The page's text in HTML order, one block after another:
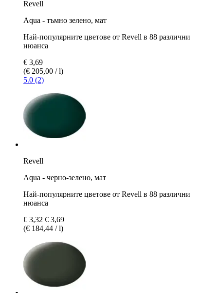
Revell
Aqua - тъмно зелено, мат
Най-популярните цветове от Revell в 88 различни
нюанса
€ 3,69
(€ 205,00 / l)
5.0 (2)
Revell
Aqua - черно-зелено, мат
Най-популярните цветове от Revell в 88 различни
нюанса
€ 3,32 € 3,69
(€ 184,44 / l)